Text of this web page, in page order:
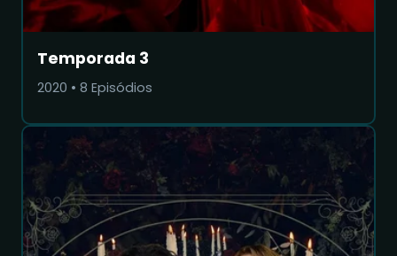
Temporada 3
2020 • 8 Episódios